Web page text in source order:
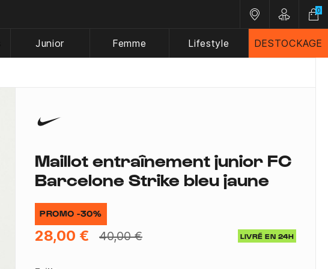
Nos magasins
Customer
0
Junior Femme Lifestyle DESTOCKAGE
Maillot entraînement junior FC
Barcelone Strike bleu jaune
PROMO -30%
28,00 € 40,00 € LIVRÉ EN 24H